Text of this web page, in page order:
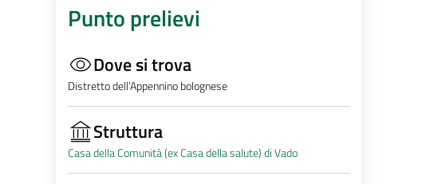
Punto prelievi
Dove si trova
Distretto dell’Appennino bolognese
Struttura
Casa della Comunità (ex Casa della salute) di Vado